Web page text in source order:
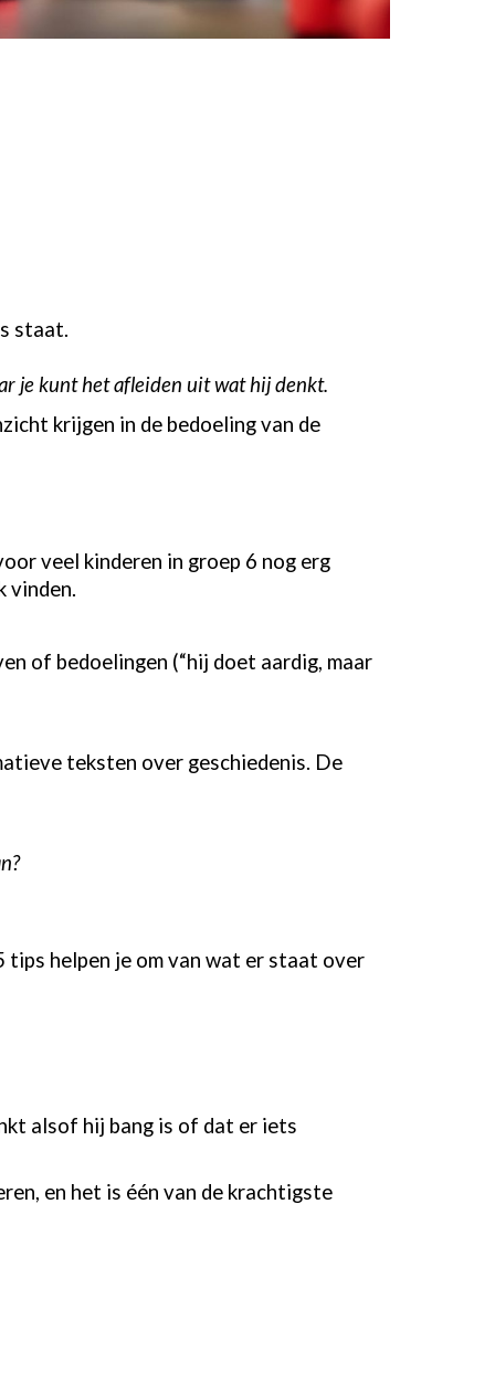
staat.
je kunt het afleiden uit wat hij denkt.
krijgen in de bedoeling van de
veel kinderen in groep 6 nog erg
vinden.
of bedoelingen (“hij doet aardig, maar
teksten over geschiedenis. De
tips helpen je om van wat er staat over
alsof hij bang is of dat er iets
en het is één van de krachtigste